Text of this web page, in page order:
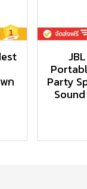
ก Party